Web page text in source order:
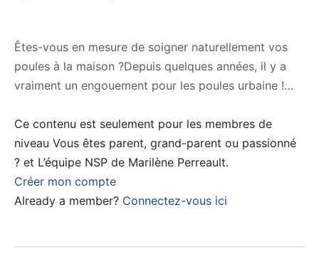
Êtes-vous en mesure de soigner naturellement vos
poules à la maison ?Depuis quelques années, il y a
vraiment un engouement pour les poules urbaine !…
Ce contenu est seulement pour les membres de
niveau Vous êtes parent, grand-parent ou passionné
? et L’équipe NSP de Marilène Perreault.
Créer mon compte
Already a member? Connectez-vous ici